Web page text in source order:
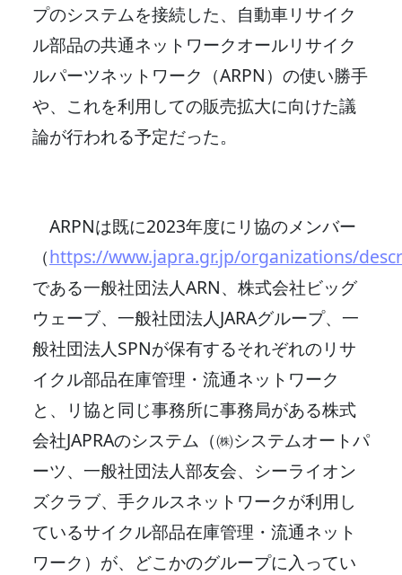
プのシステムを接続した、自動車リサイク
ル部品の共通ネットワークオールリサイク
ルパーツネットワーク（ARPN）の使い勝手
や、これを利用しての販売拡大に向けた議
論が行われる予定だった。
ARPNは既に2023年度にリ協のメンバー
（https://www.japra.gr.jp/organizations/
である一般社団法人ARN、株式会社ビッグ
ウェーブ、一般社団法人JARAグループ、一
般社団法人SPNが保有するそれぞれのリサ
イクル部品在庫管理・流通ネットワーク
と、リ協と同じ事務所に事務局がある株式
会社JAPRAのシステム（㈱システムオートパ
ーツ、一般社団法人部友会、シーライオン
ズクラブ、手クルスネットワークが利用し
ているサイクル部品在庫管理・流通ネット
ワーク）が、どこかのグループに入ってい